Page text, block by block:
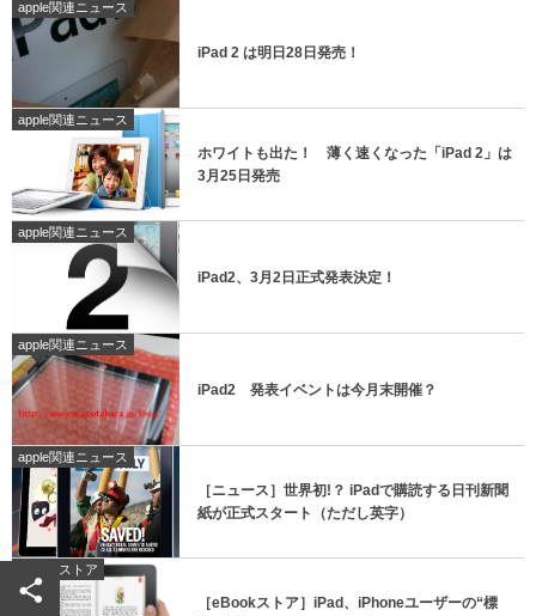
apple関連ニュース
iPad 2 は明日28日発売！
apple関連ニュース
ホワイトも出た！ 薄く速くなった「iPad 2」は
3月25日発売
apple関連ニュース
iPad2、3月2日正式発表決定！
apple関連ニュース
iPad2 発表イベントは今月末開催？
apple関連ニュース
［ニュース］世界初!？ iPadで購読する日刊新聞
紙が正式スタート（ただし英字）
eBook ストア
［eBookストア］iPad、iPhoneユーザーの“標